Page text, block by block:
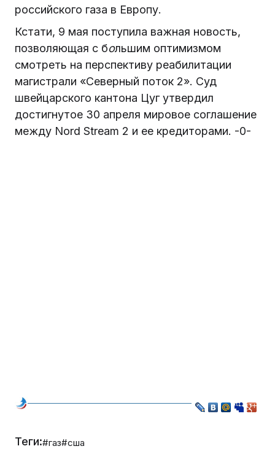
российского газа в Европу.
Кстати, 9 мая поступила важная новость,
позволяющая с большим оптимизмом
смотреть на перспективу реабилитации
магистрали «Северный поток 2». Суд
швейцарского кантона Цуг утвердил
достигнутое 30 апреля мировое соглашение
между Nord Stream 2 и ее кредиторами. -0-
Теги:#газ#сша